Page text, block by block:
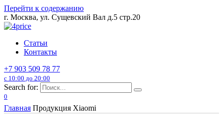
Перейти к содержанию
г. Москва, ул. Сущевский Вал д.5 стр.20
Статьи
Контакты
+7 903 509 78 77
с 10:00 до 20:00
Search for:
0
Главная Продукция Xiaomi